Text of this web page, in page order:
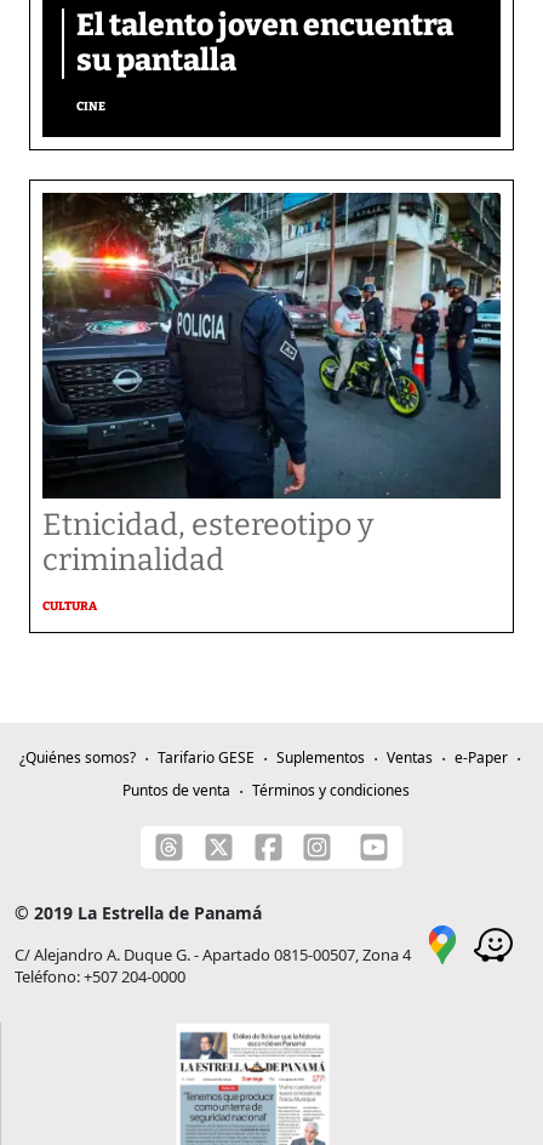
El talento joven encuentra
su pantalla​
CINE
Etnicidad, estereotipo y
criminalidad
CULTURA
¿Quiénes somos? Tarifario GESE Suplementos Ventas
e-Paper
Puntos de venta
Términos y condiciones
© 2019 La Estrella de Panamá
C/ Alejandro A. Duque G. - Apartado 0815-00507, Zona 4
Teléfono: +507 204-0000